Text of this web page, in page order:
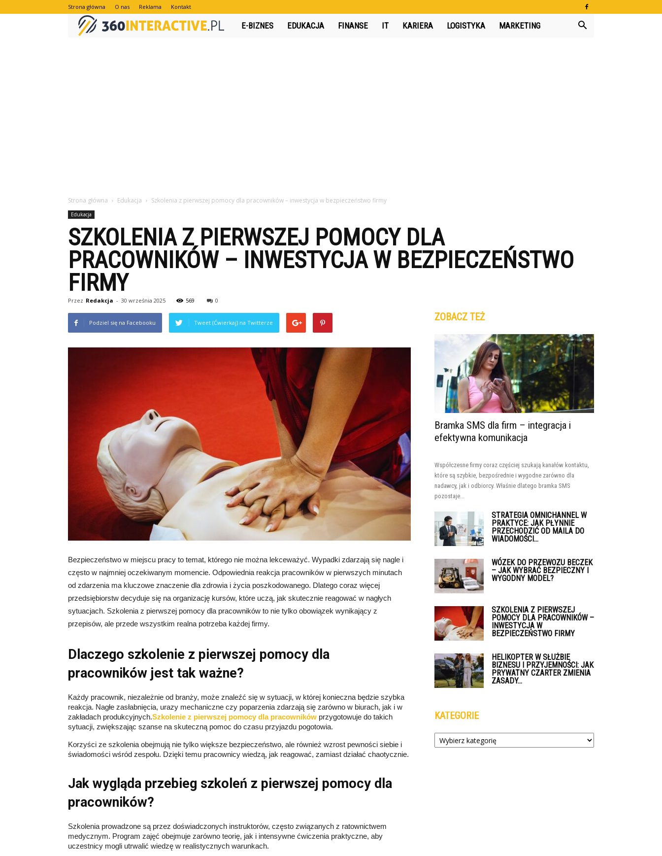
Strona główna O nas Reklama Kontakt
360interactive.pl
E-BIZNES EDUKACJA FINANSE IT KARIERA LOGISTYKA MARKETING
Strona główna Edukacja Szkolenia z pierwszej pomocy dla pracowników – inwestycja w bezpieczeństwo firmy
Edukacja
SZKOLENIA Z PIERWSZEJ POMOCY DLA
PRACOWNIKÓW – INWESTYCJA W BEZPIECZEŃSTWO
FIRMY
Przez Redakcja - 30 września 2025 569 0
Podziel się na Facebooku Tweet (Ćwierkaj) na Twitterze
Bezpieczeństwo w miejscu pracy to temat, którego nie można lekceważyć. Wypadki zdarzają się nagle i
często w najmniej oczekiwanym momencie. Odpowiednia reakcja pracowników w pierwszych minutach
od zdarzenia ma kluczowe znaczenie dla zdrowia i życia poszkodowanego. Dlatego coraz więcej
przedsiębiorstw decyduje się na organizację kursów, które uczą, jak skutecznie reagować w nagłych
sytuacjach. Szkolenia z pierwszej pomocy dla pracowników to nie tylko obowiązek wynikający z
przepisów, ale przede wszystkim realna potrzeba każdej firmy.
Dlaczego szkolenie z pierwszej pomocy dla
pracowników jest tak ważne?
Każdy pracownik, niezależnie od branży, może znaleźć się w sytuacji, w której konieczna będzie szybka
reakcja. Nagłe zasłabnięcia, urazy mechaniczne czy poparzenia zdarzają się zarówno w biurach, jak i w
zakładach produkcyjnych.Szkolenie z pierwszej pomocy dla pracowników przygotowuje do takich
sytuacji, zwiększając szanse na skuteczną pomoc do czasu przyjazdu pogotowia.
Korzyści ze szkolenia obejmują nie tylko większe bezpieczeństwo, ale również wzrost pewności siebie i
świadomości wśród zespołu. Dzięki temu pracownicy wiedzą, jak reagować, zamiast działać chaotycznie.
Jak wygląda przebieg szkoleń z pierwszej pomocy dla
pracowników?
Szkolenia prowadzone są przez doświadczonych instruktorów, często związanych z ratownictwem
medycznym. Program zajęć obejmuje zarówno teorię, jak i intensywne ćwiczenia praktyczne, aby
uczestnicy mogli utrwalić wiedzę w realistycznych warunkach.
ZOBACZ TEŻ
Bramka SMS dla firm – integracja i
efektywna komunikacja
Współczesne firmy coraz częściej szukają kanałów kontaktu,
które są szybkie, bezpośrednie i wygodne zarówno dla
nadawcy, jak i odbiorcy. Właśnie dlatego bramka SMS
pozostaje...
STRATEGIA OMNICHANNEL W
PRAKTYCE: JAK PŁYNNIE
PRZECHODZIĆ OD MAILA DO
WIADOMOŚCI...
WÓZEK DO PRZEWOZU BECZEK
– JAK WYBRAĆ BEZPIECZNY I
WYGODNY MODEL?
SZKOLENIA Z PIERWSZEJ
POMOCY DLA PRACOWNIKÓW –
INWESTYCJA W
BEZPIECZEŃSTWO FIRMY
HELIKOPTER W SŁUŻBIE
BIZNESU I PRZYJEMNOŚCI: JAK
PRYWATNY CZARTER ZMIENIA
ZASADY...
KATEGORIE
Kategorie